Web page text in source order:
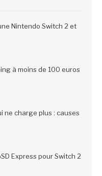
Nintendo Switch 2 et
à moins de 100 euros
ne charge plus : causes
Express pour Switch 2